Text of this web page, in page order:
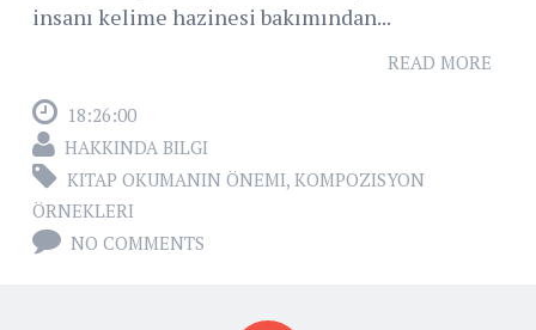
insanı kelime hazinesi bakımından...
READ MORE
18:26:00
HAKKINDA BILGI
KITAP OKUMANIN ÖNEMI, KOMPOZISYON
ÖRNEKLERI
NO COMMENTS